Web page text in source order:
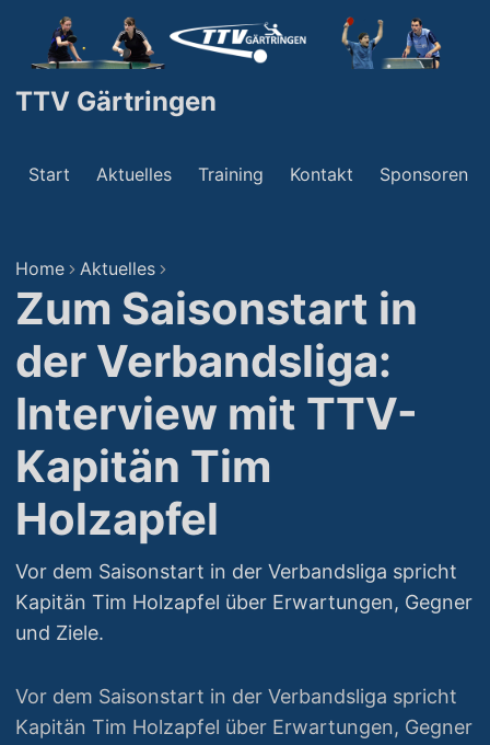
TTV Gärtringen
Start Aktuelles Training Kontakt Sponsoren
Home Aktuelles
Zum Saisonstart in
der Verbandsliga:
Interview mit TTV-
Kapitän Tim
Holzapfel
Vor dem Saisonstart in der Verbandsliga spricht
Kapitän Tim Holzapfel über Erwartungen, Gegner
und Ziele.
Vor dem Saisonstart in der Verbandsliga spricht
Kapitän Tim Holzapfel über Erwartungen, Gegner